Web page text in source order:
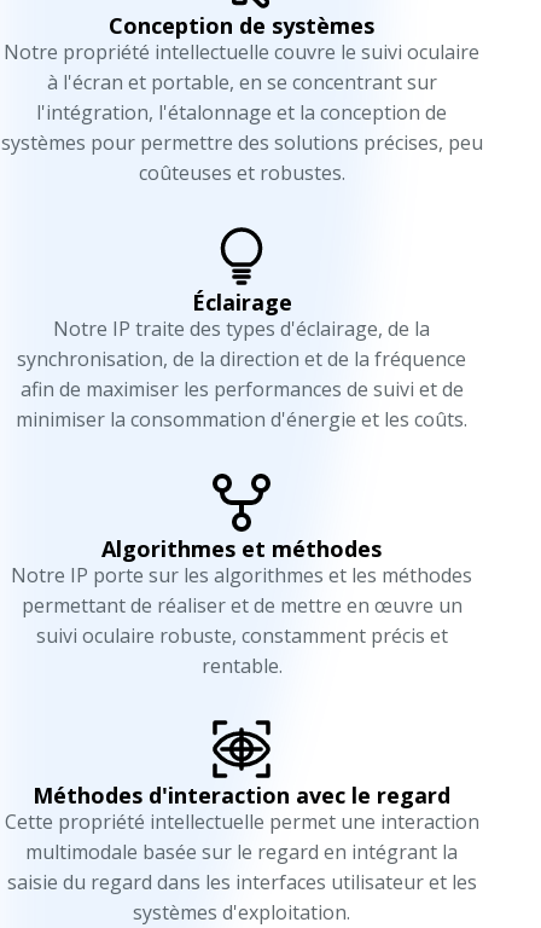
Conception de systèmes
Notre propriété intellectuelle couvre le suivi oculaire
à l'écran et portable, en se concentrant sur
l'intégration, l'étalonnage et la conception de
systèmes pour permettre des solutions précises, peu
coûteuses et robustes.
Éclairage
Notre IP traite des types d'éclairage, de la
synchronisation, de la direction et de la fréquence
afin de maximiser les performances de suivi et de
minimiser la consommation d'énergie et les coûts.
Algorithmes et méthodes
Notre IP porte sur les algorithmes et les méthodes
permettant de réaliser et de mettre en œuvre un
suivi oculaire robuste, constamment précis et
rentable.
Méthodes d'interaction avec le regard
Cette propriété intellectuelle permet une interaction
multimodale basée sur le regard en intégrant la
saisie du regard dans les interfaces utilisateur et les
systèmes d'exploitation.